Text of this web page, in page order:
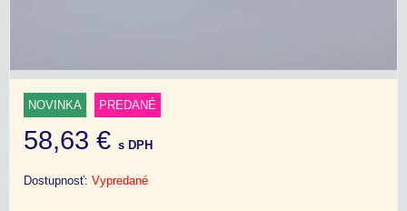
NOVINKA PREDANÉ
58,63 € s DPH
Dostupnosť: Vypredané